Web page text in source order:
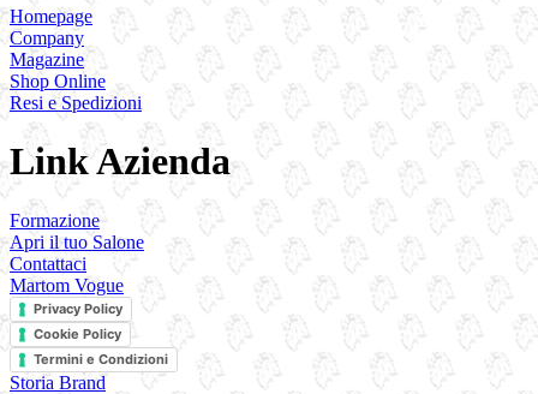
Homepage
Company
Magazine
Shop Online
Resi e Spedizioni
Link Azienda
Formazione
Apri il tuo Salone
Contattaci
Martom Vogue
Privacy Policy
Cookie Policy
Termini e Condizioni
Storia Brand